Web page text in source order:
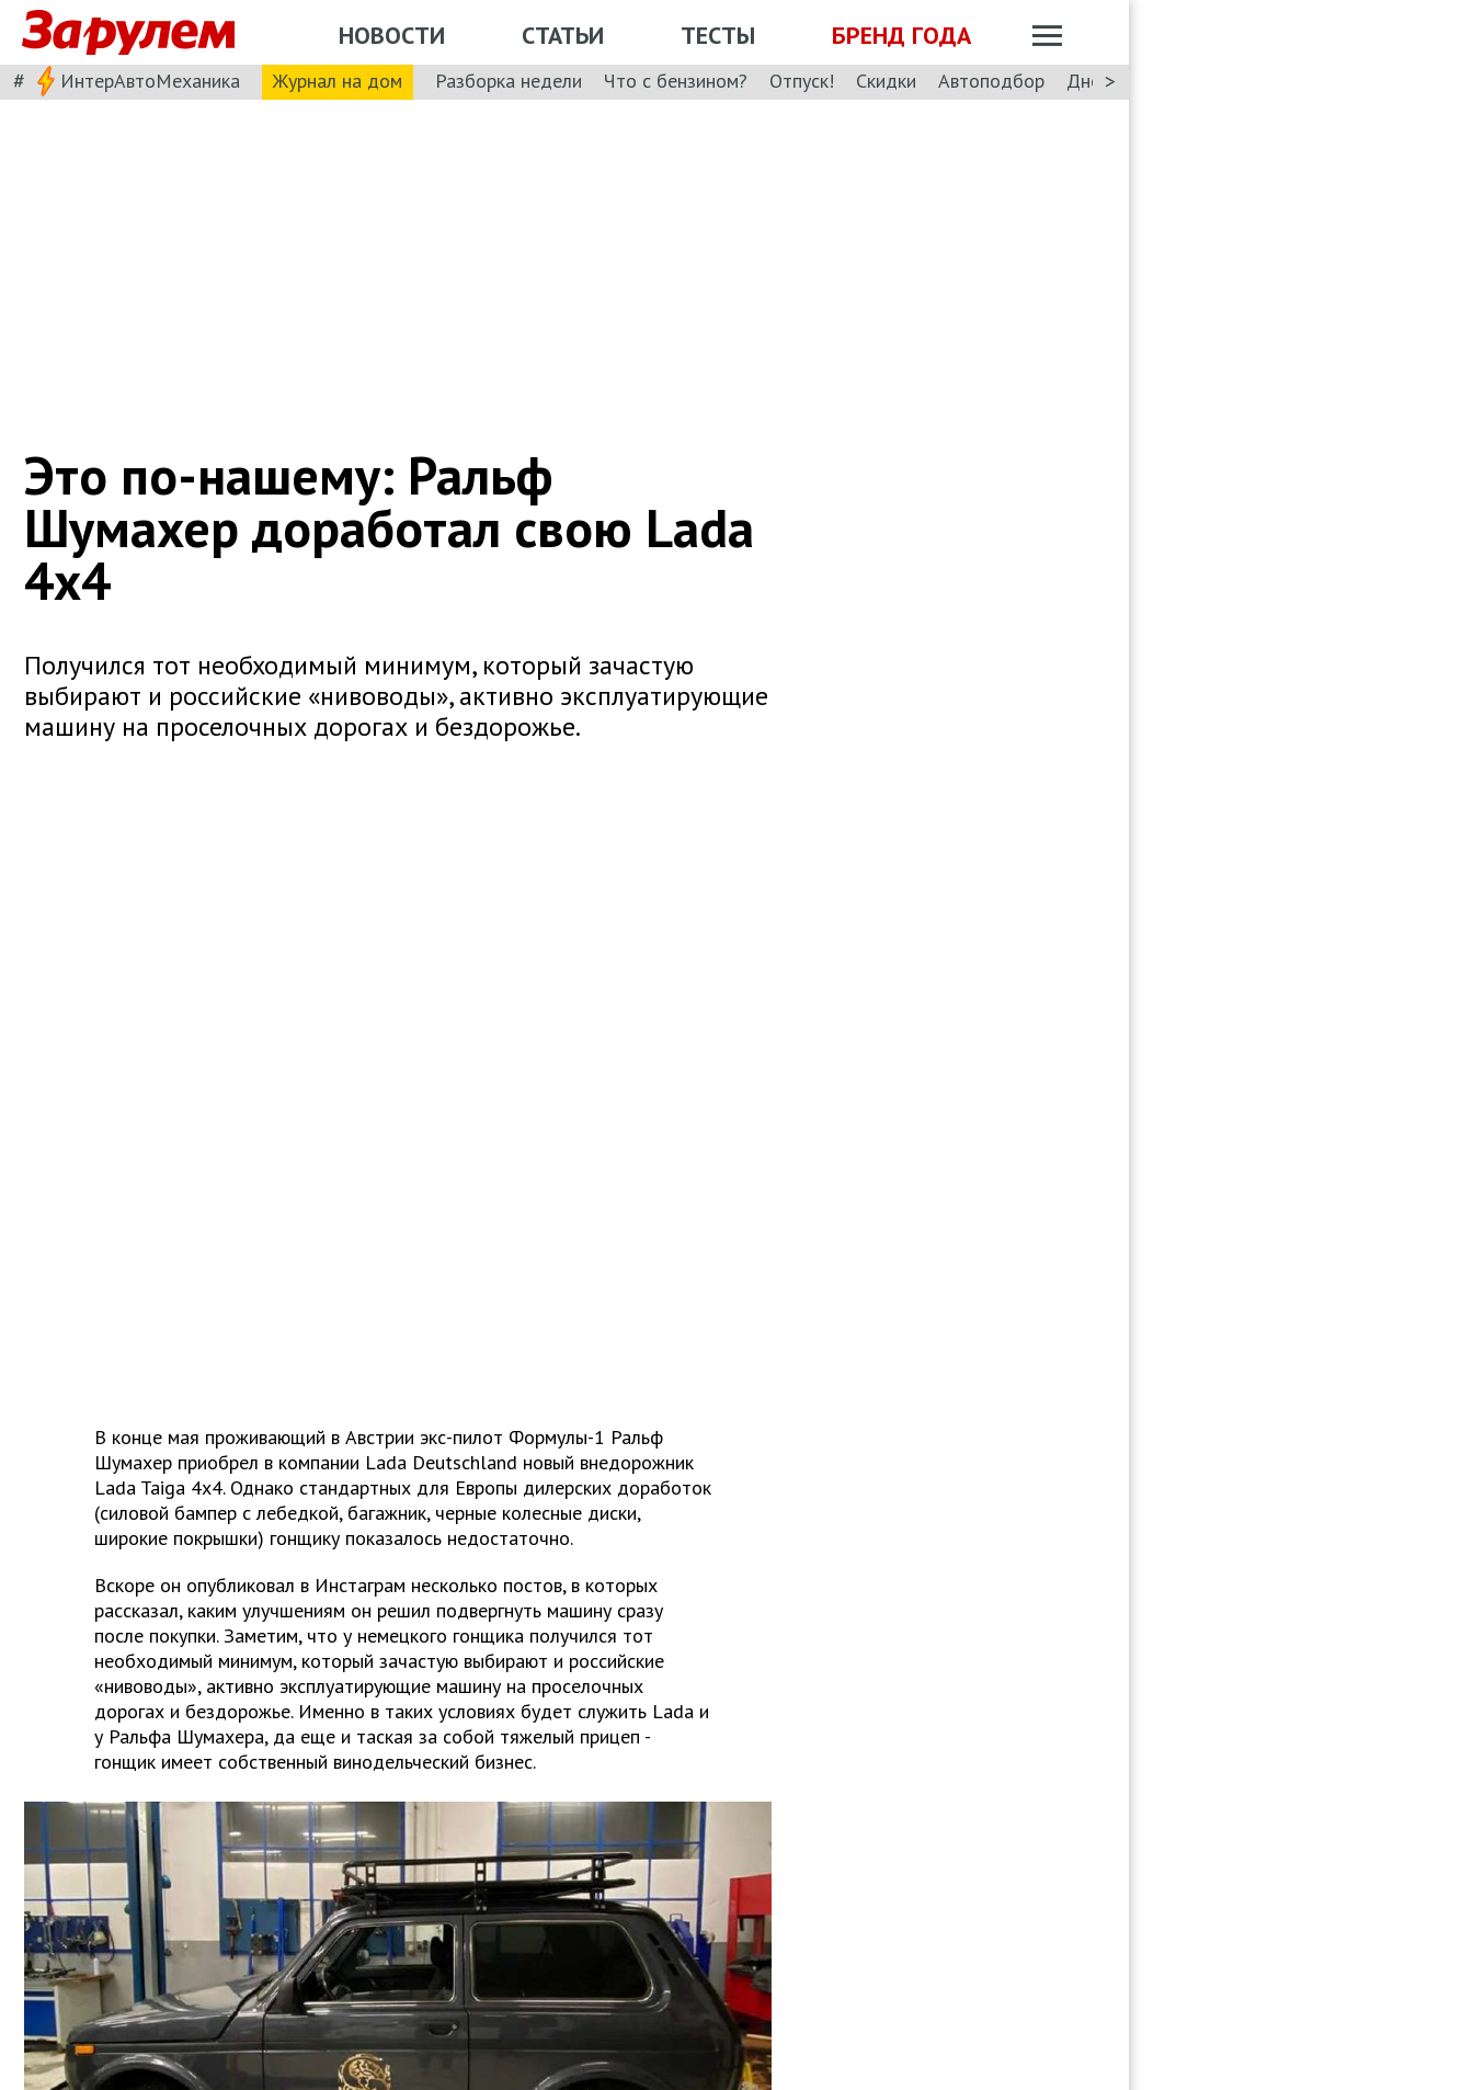
НОВОСТИ СТАТЬИ ТЕСТЫ БРЕНД ГОДА
# ИнтерАвтоМеханика Журнал на дом Разборка недели Что с бензином? Отпуск! Скидки Автоподбор Дневник: Лада Искра
>
Это по-нашему: Ральф
Шумахер доработал свою Lada
4x4
Получился тот необходимый минимум, который зачастую
выбирают и российские «нивоводы», активно эксплуатирующие
машину на проселочных дорогах и бездорожье.
В конце мая проживающий в Австрии экс-пилот Формулы-1 Ральф
Шумахер приобрел в компании Lada Deutschland новый внедорожник
Lada Taiga 4x4. Однако стандартных для Европы дилерских доработок
(силовой бампер с лебедкой, багажник, черные колесные диски,
широкие покрышки) гонщику показалось недостаточно.
Вскоре он опубликовал в Инстаграм несколько постов, в которых
рассказал, каким улучшениям он решил подвергнуть машину сразу
после покупки. Заметим, что у немецкого гонщика получился тот
необходимый минимум, который зачастую выбирают и российские
«нивоводы», активно эксплуатирующие машину на проселочных
дорогах и бездорожье. Именно в таких условиях будет служить Lada и
у Ральфа Шумахера, да еще и таская за собой тяжелый прицеп -
гонщик имеет собственный винодельческий бизнес.